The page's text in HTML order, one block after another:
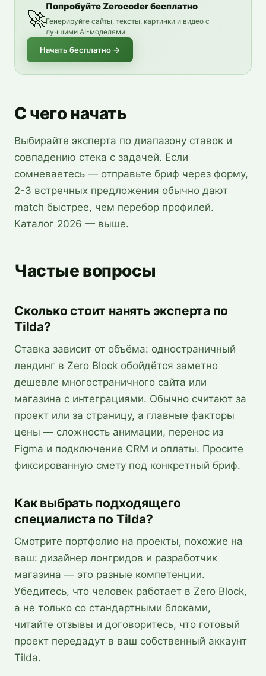
🚀
Попробуйте Zerocoder бесплатно
Генерируйте сайты, тексты, картинки и видео с
лучшими AI-моделями
Начать бесплатно →
С чего начать
Выбирайте эксперта по диапазону ставок и
совпадению стека с задачей. Если
сомневаетесь — отправьте бриф через форму,
2-3 встречных предложения обычно дают
match быстрее, чем перебор профилей.
Каталог 2026 — выше.
Частые вопросы
Сколько стоит нанять эксперта по
Tilda?
Ставка зависит от объёма: одностраничный
лендинг в Zero Block обойдётся заметно
дешевле многостраничного сайта или
магазина с интеграциями. Обычно считают за
проект или за страницу, а главные факторы
цены — сложность анимации, перенос из
Figma и подключение CRM и оплаты. Просите
фиксированную смету под конкретный бриф.
Как выбрать подходящего
специалиста по Tilda?
Смотрите портфолио на проекты, похожие на
ваш: дизайнер лонгридов и разработчик
магазина — это разные компетенции.
Убедитесь, что человек работает в Zero Block,
а не только со стандартными блоками,
читайте отзывы и договоритесь, что готовый
проект передадут в ваш собственный аккаунт
Tilda.